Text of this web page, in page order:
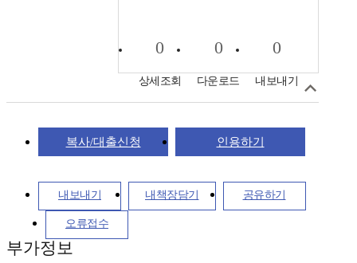
0
상세조회
0
다운로드
0
내보내기
복사/대출신청 인용하기
내보내기 내책장담기 공유하기
오류접수
부가정보